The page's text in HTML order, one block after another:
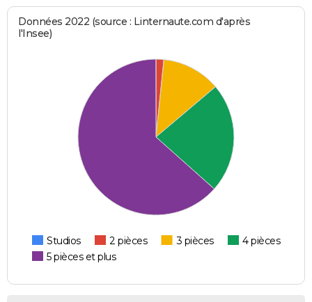
Données 2022 (source : Linternaute.com d'après
l'Insee)
Studios 2 pièces 3 pièces
4 pièces
5 pièces et plus